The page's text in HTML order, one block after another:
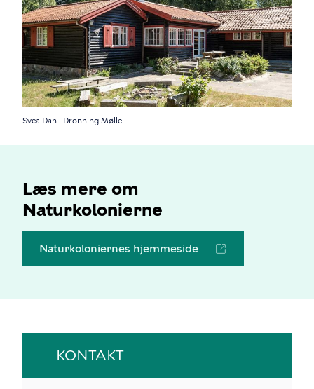
Svea Dan i Dronning Mølle
Læs mere om
Naturkolonierne
Naturkoloniernes hjemmeside
KONTAKT